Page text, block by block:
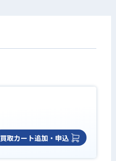
買取カート追加・申込